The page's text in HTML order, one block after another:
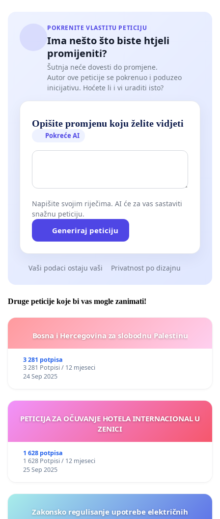
POKRENITE VLASTITU PETICIJU
Ima nešto što biste htjeli
promijeniti?
Šutnja neće dovesti do promjene.
Autor ove peticije se pokrenuo i poduzeo
inicijativu. Hoćete li i vi uraditi isto?
Opišite promjenu koju želite vidjeti
Pokreće AI
Napišite svojim riječima. AI će za vas sastaviti
snažnu peticiju.
Generiraj peticiju
Vaši podaci ostaju vaši Privatnost po dizajnu
Druge peticije koje bi vas mogle zanimati!
Bosna i Hercegovina za slobodnu Palestinu
3 281 potpisa
3 281 Potpisi / 12 mjeseci
24 Sep 2025
PETICIJA ZA OČUVANJE HOTELA INTERNACIONAL U
ZENICI
1 628 potpisa
1 628 Potpisi / 12 mjeseci
25 Sep 2025
Zakonsko regulisanje upotrebe električnih